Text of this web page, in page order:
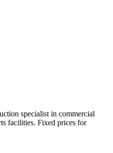
specialist in commercial
facilities. Fixed prices for